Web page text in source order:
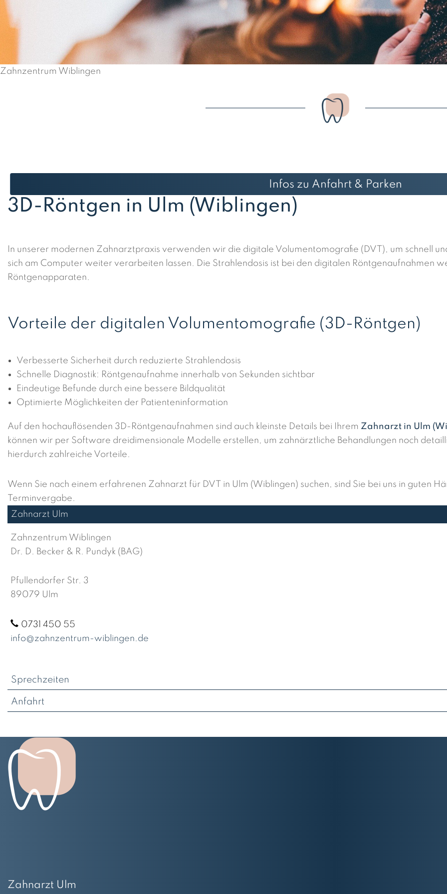
Zahnzentrum Wiblingen
Infos zu Anfahrt & Parken
3D-Röntgen in Ulm (Wiblingen)
In unserer modernen Zahnarztpraxis verwenden wir die digitale Volumentomografie (DVT), um schnell
sich am Computer weiter verarbeiten lassen. Die Strahlendosis ist bei den digitalen Röntgenaufnahmen
Röntgenapparaten.
Vorteile der digitalen Volumentomografie (3D-Röntgen)
Verbesserte Sicherheit durch reduzierte Strahlendosis
Schnelle Diagnostik: Röntgenaufnahme innerhalb von Sekunden sichtbar
Eindeutige Befunde durch eine bessere Bildqualität
Optimierte Möglichkeiten der Patienteninformation
Auf den hochauflösenden 3D-Röntgenaufnahmen sind auch kleinste Details bei Ihrem Zahnarzt in Ulm
können wir per Software dreidimensionale Modelle erstellen, um zahnärztliche Behandlungen noch
hierdurch zahlreiche Vorteile.
Wenn Sie nach einem erfahrenen Zahnarzt für DVT in Ulm (Wiblingen) suchen, sind Sie bei uns in guten
Terminvergabe.
Zahnarzt Ulm
Zahnzentrum Wiblingen
Dr. D. Becker & R. Pundyk (BAG)
Pfullendorfer Str. 3
89079 Ulm
0731 450 55
info@zahnzentrum-wiblingen.de
Sprechzeiten
Anfahrt
Zahnarzt Ulm